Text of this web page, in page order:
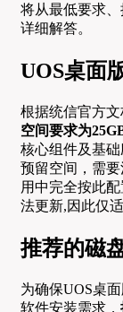
将从最低要求
详细解答。
UOS桌面
根据统信官方文
空间要求为
核心组件及基
预留空间，需
用中完全按此
法更新,因此仅
推荐的磁
为确保UOS桌
软件安装需求，